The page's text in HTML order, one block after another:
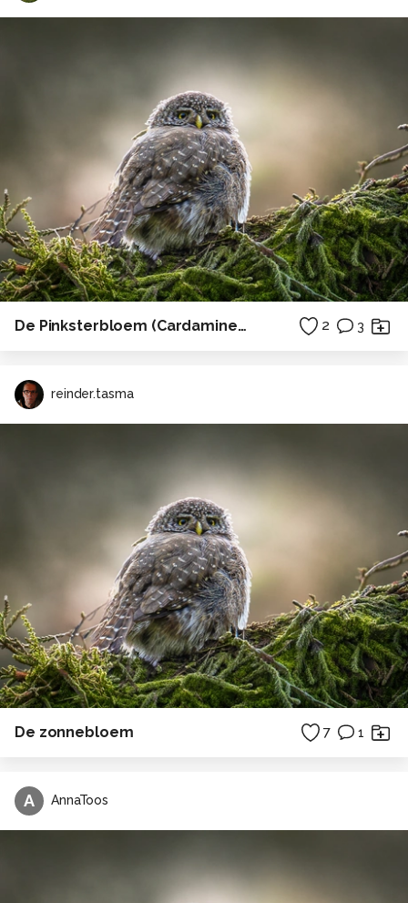
De Pinksterbloem (Cardamine pratensis) 2 3
reinder.tasma
De zonnebloem 7 1
A AnnaToos